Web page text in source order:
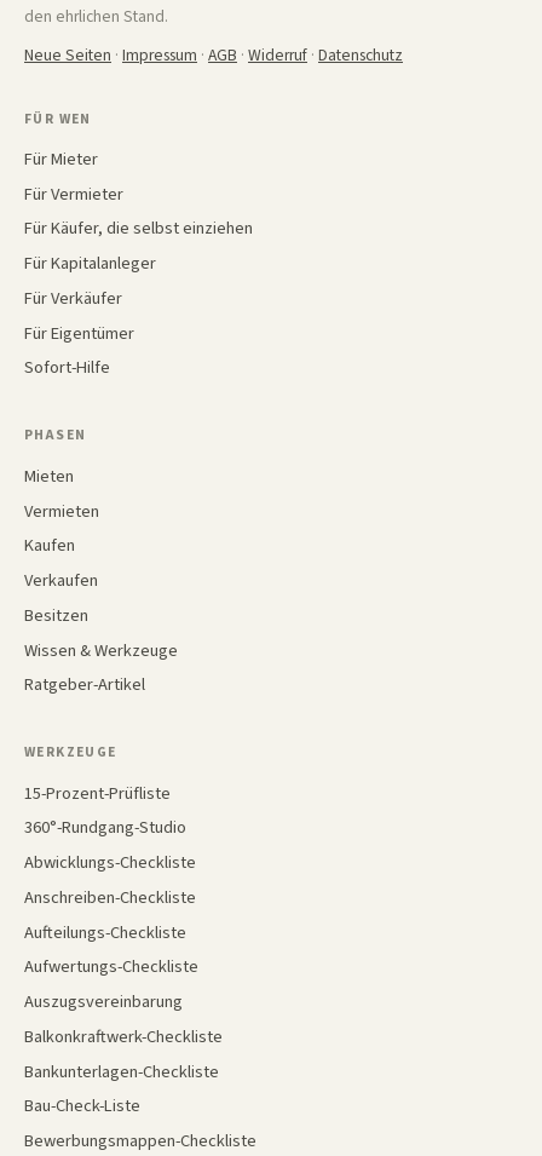
den ehrlichen Stand.
Neue Seiten · Impressum · AGB · Widerruf · Datenschutz
FÜR WEN
Für Mieter
Für Vermieter
Für Käufer, die selbst einziehen
Für Kapitalanleger
Für Verkäufer
Für Eigentümer
Sofort-Hilfe
PHASEN
Mieten
Vermieten
Kaufen
Verkaufen
Besitzen
Wissen & Werkzeuge
Ratgeber-Artikel
WERKZEUGE
15-Prozent-Prüfliste
360°-Rundgang-Studio
Abwicklungs-Checkliste
Anschreiben-Checkliste
Aufteilungs-Checkliste
Aufwertungs-Checkliste
Auszugsvereinbarung
Balkonkraftwerk-Checkliste
Bankunterlagen-Checkliste
Bau-Check-Liste
Bewerbungsmappen-Checkliste